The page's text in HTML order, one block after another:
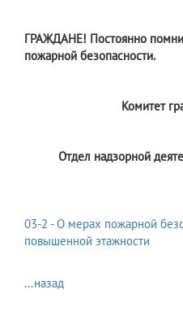
ГРАЖДАНЕ! Постоянно
пожарной безопасности.
Комитет
Отдел надзорной
03-2 - О мерах пожарной
повышенной этажности
...назад